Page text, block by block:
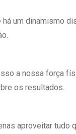
um dinamismo
a nossa força
os resultados.
aproveitar tudo